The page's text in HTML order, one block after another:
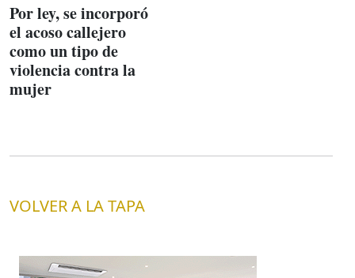
Por ley, se incorporó
el acoso callejero
como un tipo de
violencia contra la
mujer
VOLVER A LA TAPA